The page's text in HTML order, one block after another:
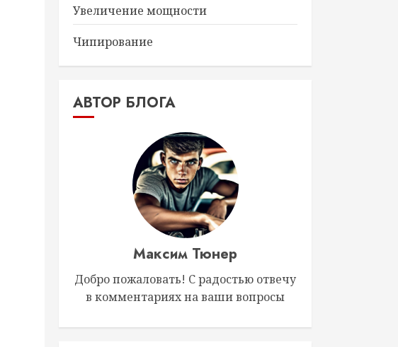
Увеличение мощности
Чипирование
АВТОР БЛОГА
Максим Тюнер
Добро пожаловать! С радостью отвечу
в комментариях на ваши вопросы